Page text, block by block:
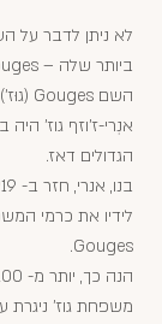
לא ניתן לדבר על
ביותר שלה – Henri Gouges.
אנְרי-ז'וזף גוז'
הגדולים דאז.
Gouges.
משפחת גוז'